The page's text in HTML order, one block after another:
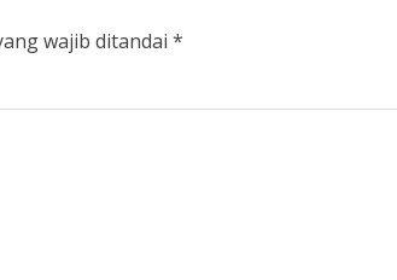
wajib ditandai *